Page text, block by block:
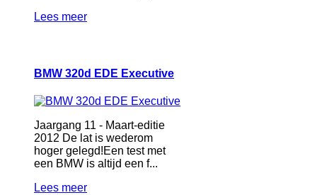
Lees meer
BMW 320d EDE Executive
Jaargang 11 - Maart-editie
2012 De lat is wederom
hoger gelegd!Een test met
een BMW is altijd een f...
Lees meer